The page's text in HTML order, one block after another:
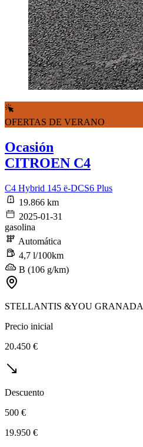
OFERTAS DE VERANO
Ocasión
CITROEN C4
C4 Hybrid 145 ë-DCS6 Plus
19.866 km
2025-01-31
gasolina
Automática
4,7 l/100km
B (106 g/km)
STELLANTIS &YOU GRANADA
Precio inicial
20.450 €
Descuento
500 €
19.950 €